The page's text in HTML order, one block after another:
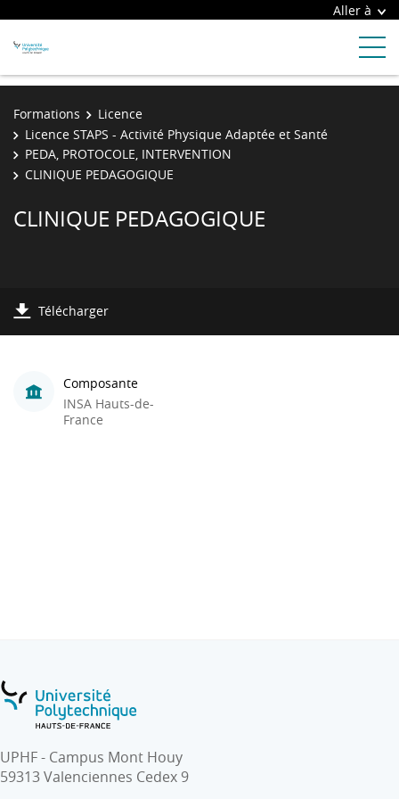
Aller à
Formations
Licence
Licence STAPS - Activité Physique Adaptée et Santé
PEDA, PROTOCOLE, INTERVENTION
CLINIQUE PEDAGOGIQUE
CLINIQUE PEDAGOGIQUE
Télécharger
Composante
INSA Hauts-de-
France
UPHF - Campus Mont Houy
59313 Valenciennes Cedex 9